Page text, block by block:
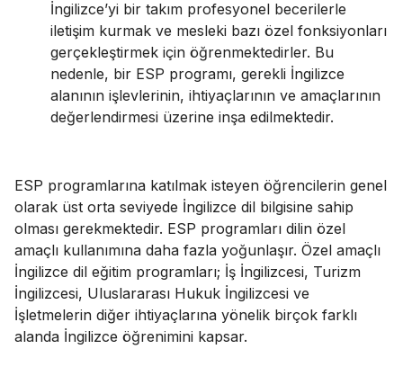
İngilizce’yi bir takım profesyonel becerilerle
iletişim kurmak ve mesleki bazı özel fonksiyonları
gerçekleştirmek için öğrenmektedirler. Bu
nedenle, bir ESP programı, gerekli İngilizce
alanının işlevlerinin, ihtiyaçlarının ve amaçlarının
değerlendirmesi üzerine inşa edilmektedir.
ESP programlarına katılmak isteyen öğrencilerin genel
olarak üst orta seviyede İngilizce dil bilgisine sahip
olması gerekmektedir. ESP programları dilin özel
amaçlı kullanımına daha fazla yoğunlaşır. Özel amaçlı
İngilizce dil eğitim programları; İş İngilizcesi, Turizm
İngilizcesi, Uluslararası Hukuk İngilizcesi ve
İşletmelerin diğer ihtiyaçlarına yönelik birçok farklı
alanda İngilizce öğrenimini kapsar.